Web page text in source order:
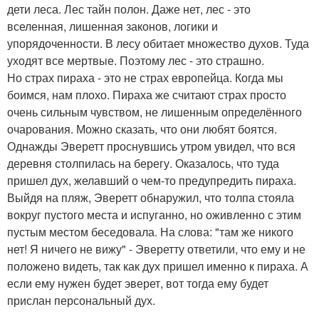
дети леса. Лес тайн полон. Даже нет, лес - это
вселенная, лишенная законов, логики и
упорядоченности. В лесу обитает множество духов. Туда
уходят все мертвые. Поэтому лес - это страшно.
Но страх пираха - это не страх европейца. Когда мы
боимся, нам плохо. Пираха же считают страх просто
очень сильным чувством, не лишенным определённого
очарования. Можно сказать, что они любят боятся.
Однажды Эверетт проснувшись утром увидел, что вся
деревня столпилась на берегу. Оказалось, что туда
пришел дух, желавший о чем-то предупредить пираха.
Выйдя на пляж, Эверетт обнаружил, что толпа стояла
вокруг пустого места и испуганно, но оживленно с этим
пустым местом беседовала. На слова: "там же никого
нет! Я ничего не вижу" - Эверетту ответили, что ему и не
положено видеть, так как дух пришел именно к пираха. А
если ему нужен будет эверет, вот тогда ему будет
прислан персональный дух.